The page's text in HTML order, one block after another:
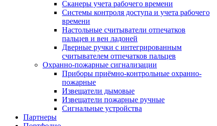
Сканеры учета рабочего времени
Системы контроля доступа и учета рабочего
времени
Настольные считыватели отпечатков
пальцев и вен ладоней
Дверные ручки с интегрированным
считывателем отпечатков пальцев
Охранно-пожарные сигнализации
Приборы приёмно-контрольные охранно-
пожарные
Извещатели дымовые
Извещатели пожарные ручные
Сигнальные устройства
Партнеры